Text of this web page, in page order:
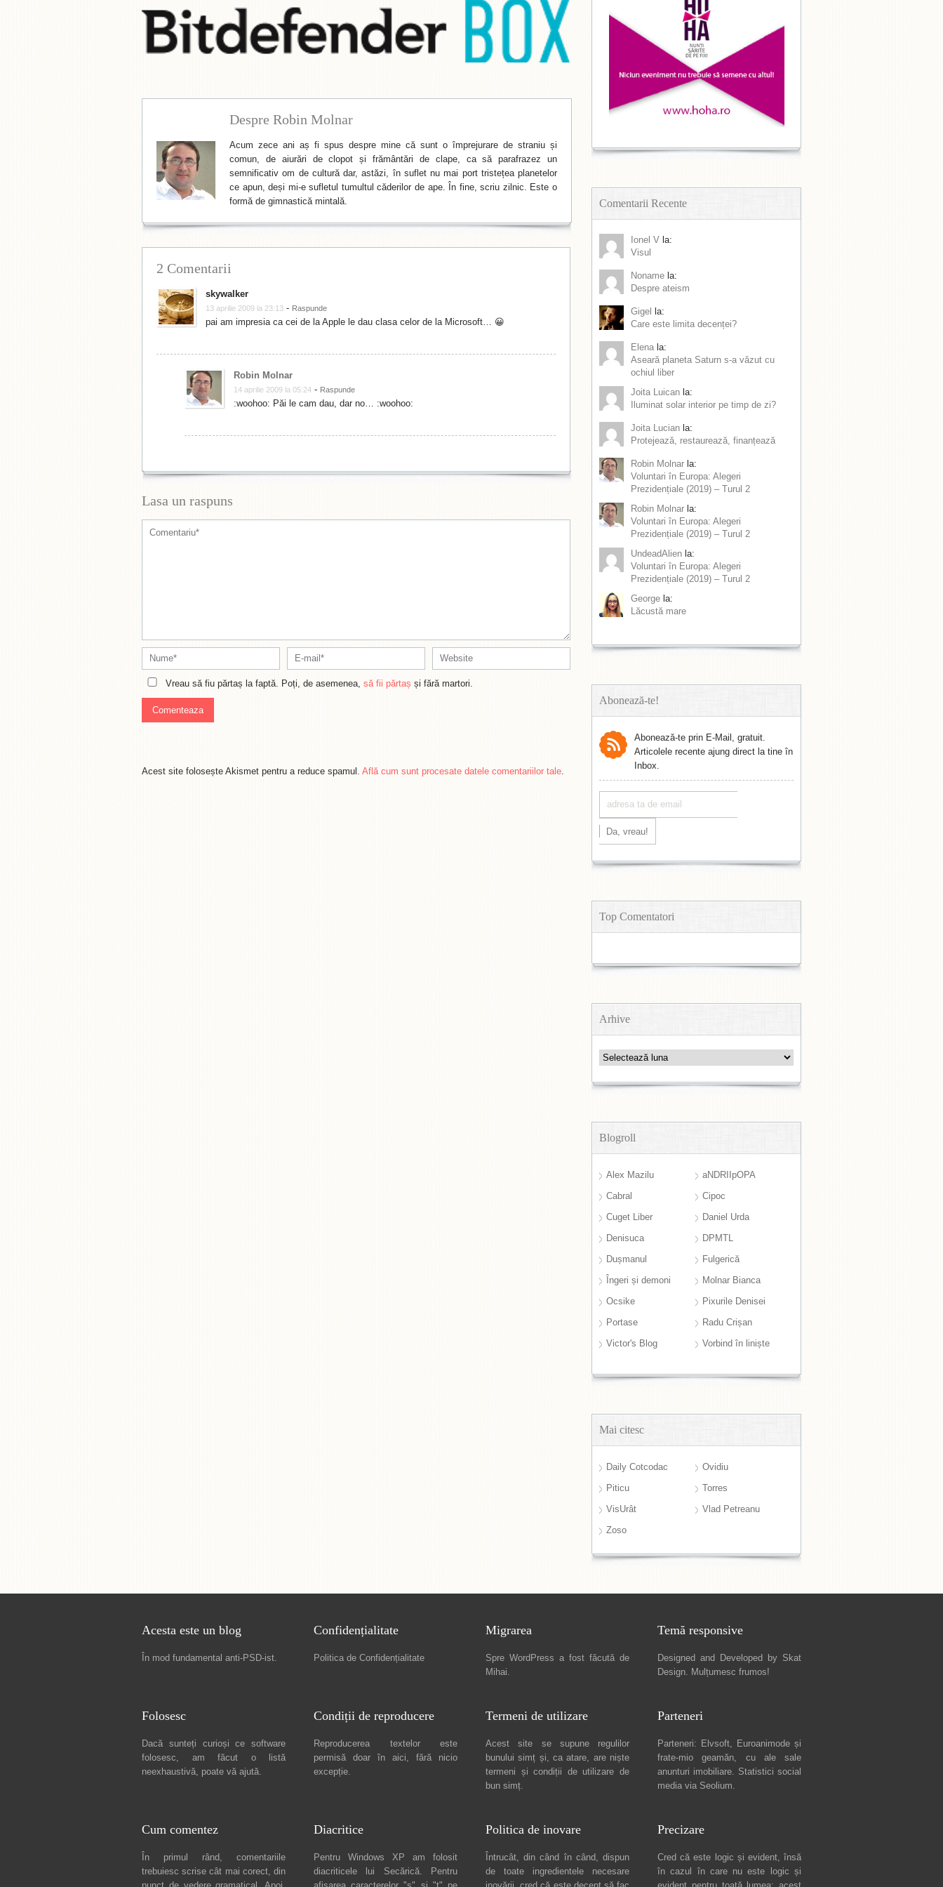
Despre Robin Molnar
Acum zece ani aș fi spus despre mine că sunt o împrejurare de straniu și
comun, de aiurări de clopot și frământări de clape, ca să parafrazez un
semnificativ om de cultură dar, astăzi, în suflet nu mai port tristețea planetelor
ce apun, deși mi-e sufletul tumultul căderilor de ape. În fine, scriu zilnic. Este o
formă de gimnastică mintală.
2 Comentarii
skywalker
13 aprilie 2009 la 23:13 - Raspunde
pai am impresia ca cei de la Apple le dau clasa celor de la Microsoft… 😀
Robin Molnar
14 aprilie 2009 la 05:24 - Raspunde
:woohoo: Păi le cam dau, dar no… :woohoo:
Lasa un raspuns
Vreau să fiu părtaș la faptă. Poți, de asemenea, să fii părtaș și fără martori.
Acest site folosește Akismet pentru a reduce spamul. Află cum sunt procesate datele comentariilor tale.
Comentarii Recente
Ionel V la:
Visul
Noname la:
Despre ateism
Gigel
la:
Care este limita decenței?
Elena la:
Aseară planeta Saturn s-a văzut cu
ochiul liber
Joita Luican la:
Iluminat solar interior pe timp de zi?
Joita Lucian la:
Protejează, restaurează, finanțează
Robin Molnar la:
Voluntari în Europa: Alegeri
Prezidențiale (2019) – Turul 2
Robin Molnar la:
Voluntari în Europa: Alegeri
Prezidențiale (2019) – Turul 2
UndeadAlien la:
Voluntari în Europa: Alegeri
Prezidențiale (2019) – Turul 2
George la:
Lăcustă mare
Abonează-te!
Abonează-te prin E-Mail, gratuit.
Articolele recente ajung direct la tine în
Inbox.
Top Comentatori
Arhive
Arhive
Blogroll
Alex Mazilu
aNDRIIpOPA
Cabral
Cipoc
Cuget Liber
Daniel Urda
Denisuca
DPMTL
Dușmanul
Fulgerică
Îngeri și demoni
Molnar Bianca
Ocsike
Pixurile Denisei
Portase
Radu Crișan
Victor's Blog
Vorbind în liniște
Mai citesc
Daily Cotcodac
Ovidiu
Piticu
Torres
VisUrât
Vlad Petreanu
Zoso
Acesta este un blog
În mod fundamental anti-PSD-ist.
Confidențialitate
Politica de Confidențialitate
Migrarea
Spre WordPress a fost făcută de
Mihai.
Temă responsive
Designed and Developed by Skat
Design. Mulțumesc frumos!
Folosesc
Dacă sunteți curioși ce software
folosesc, am făcut o listă
neexhaustivă, poate vă ajută.
Condiții de reproducere
Reproducerea textelor este
permisă doar în aici, fără nicio
excepție.
Termeni de utilizare
Acest site se supune regulilor
bunului simț și, ca atare, are niște
termeni și condiții de utilizare de
bun simț.
Parteneri
Parteneri: Elvsoft, Euroanimode și
frate-mio geamăn, cu ale sale
anunturi imobiliare. Statistici social
media via Seolium.
Cum comentez
În primul rând, comentariile
trebuiesc scrise cât mai corect, din
Diacritice
Pentru Windows XP am folosit
diacriticele lui Secărică. Pentru
Politica de inovare
Întrucât, din când în când, dispun
de toate ingredientele necesare
Precizare
Cred că este logic și evident, însă
în cazul în care nu este logic și